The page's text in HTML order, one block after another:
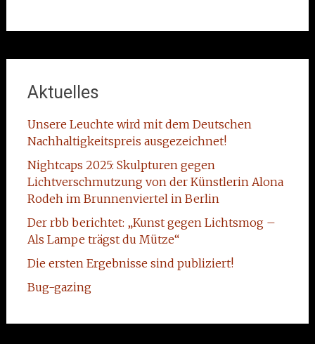
Aktuelles
Unsere Leuchte wird mit dem Deutschen
Nachhaltigkeitspreis ausgezeichnet!
Nightcaps 2025: Skulpturen gegen
Lichtverschmutzung von der Künstlerin Alona
Rodeh im Brunnenviertel in Berlin
Der rbb berichtet: „Kunst gegen Lichtsmog –
Als Lampe trägst du Mütze“
Die ersten Ergebnisse sind publiziert!
Bug-gazing